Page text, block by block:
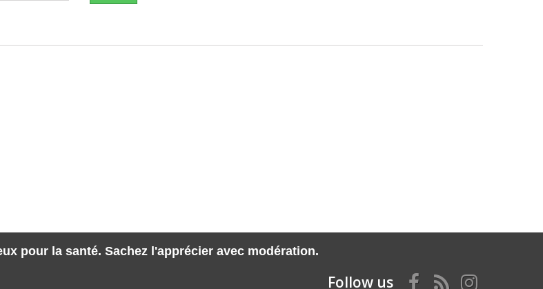
pour la santé. Sachez l'apprécier avec modération.
Follow us